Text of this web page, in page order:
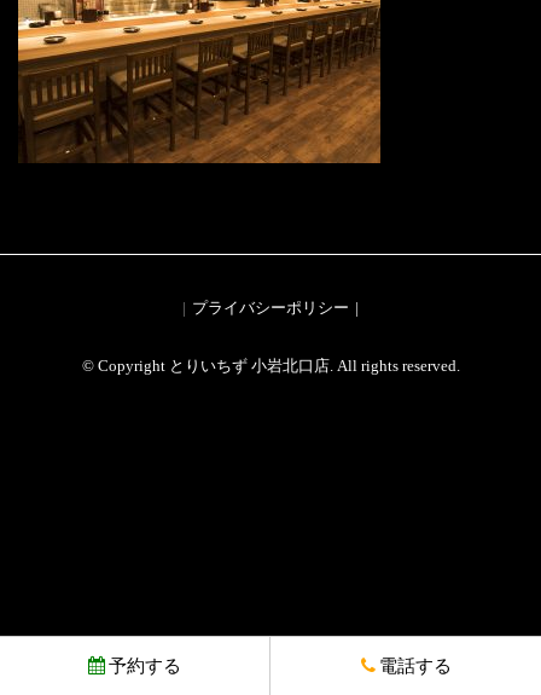
プライバシーポリシー
© Copyright とりいちず 小岩北口店. All rights reserved.
予約する 電話する